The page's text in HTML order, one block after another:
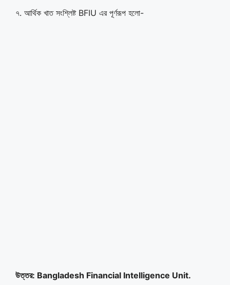
৭. আর্থিক খাত সংশ্লিষ্ট BFIU এর পূর্ণরূপ হলো-
উত্তর: Bangladesh Financial Intelligence Unit.